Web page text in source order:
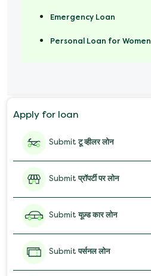
Emergency Loan
Personal Loan for Women
Salary Advance Loan
Apply for loan
Submitटू व्हीलर लोन
Submitप्रॉपर्टी पर लोन
Submitयूज़्ड कार लोन
Submitपर्सनल लोन